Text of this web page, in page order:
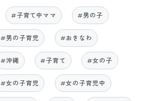
#子育て中ママ #男の子
#男の子育児 #おきなわ
#沖縄 #子育て #女の子
#女の子育児 #女の子育児中